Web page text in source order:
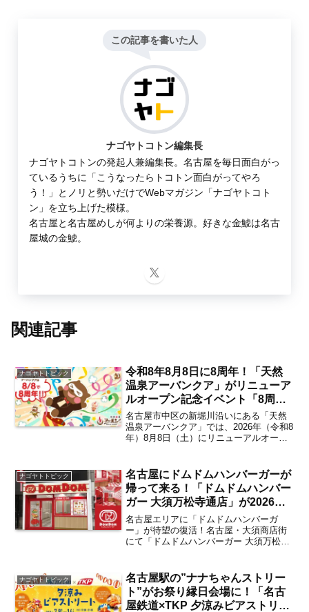
この記事を書いた人
ナゴヤトコトン編集長
ナゴヤトコトンの発起人兼編集長。名古屋を毎日面白がっ
ているうちに「こうなったらトコトン面白がってやろ
う！」とノリと勢いだけでWebマガジン「ナゴヤトコト
ン」を立ち上げた模様。
名古屋と名古屋めしが何よりの栄養源。好きな金鯱は名古
屋城の金鯱。
関連記事
ナゴヤトトピック
令和8年8月8日に8周年！「天然
温泉アーバンクア」がリニューア
ルオープン記念イベント「8周年
記念特別月間」を2026年8月1日
（土）より開催 お得がいっぱい
の注目企画は？【上前津・東別
名古屋市中区の新堀川沿いにある「天然
温泉アーバンクア」では、2026年（令和8
年）8月8日（土）にリニューアルオープ
催。当日限定のオリジナルノベルティ配
布や、サウナ界...
ナゴヤトトピック
名古屋にドムドムハンバーガーが
帰って来る！「ドムドムハンバー
ガー 大須万松寺通店」が2026年7
月28日にグランドオープン 店舗
限定記念メニューも登場！【大須
観音・上前津】
名古屋エリアに「ドムドムハンバーガ
ー」が待望の復活！名古屋・大須商店街
にて「ドムドムハンバーガー 大須万松寺
「スガキヤ 大須万松寺通店」にドムドム
ハンバーガーが...
ナゴヤトトピック
名古屋駅の”ナナちゃんストリー
ト”がお祭り縁日会場に！「名古
屋鉄道×TKP 夕涼みビアストリー